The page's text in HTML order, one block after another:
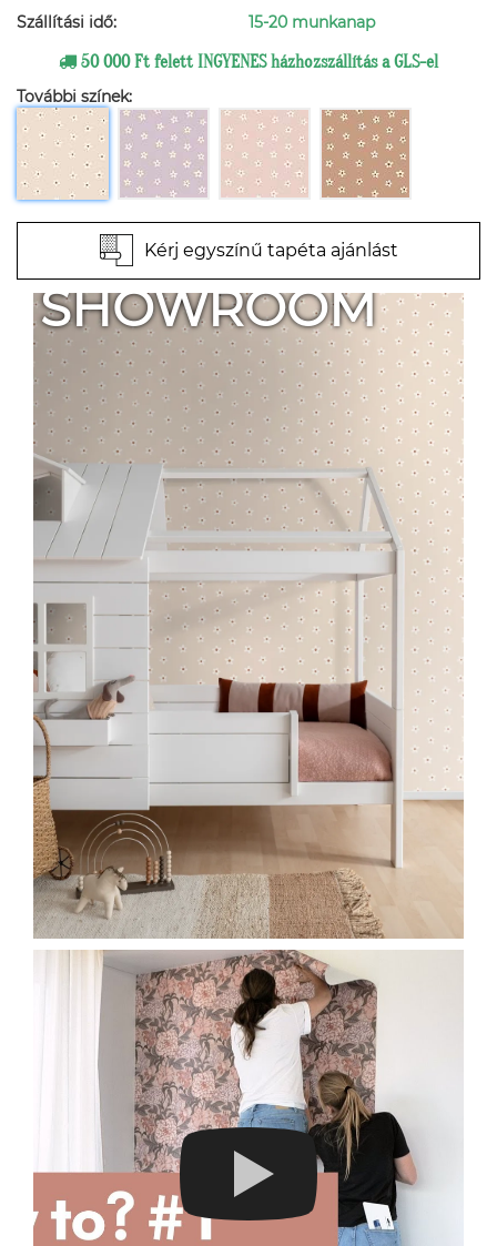
Szállítási idő:
15-20 munkanap
50 000 Ft felett INGYENES házhozszállítás a GLS-el
További színek:
Kérj egyszínű tapéta ajánlást
SHOWROOM